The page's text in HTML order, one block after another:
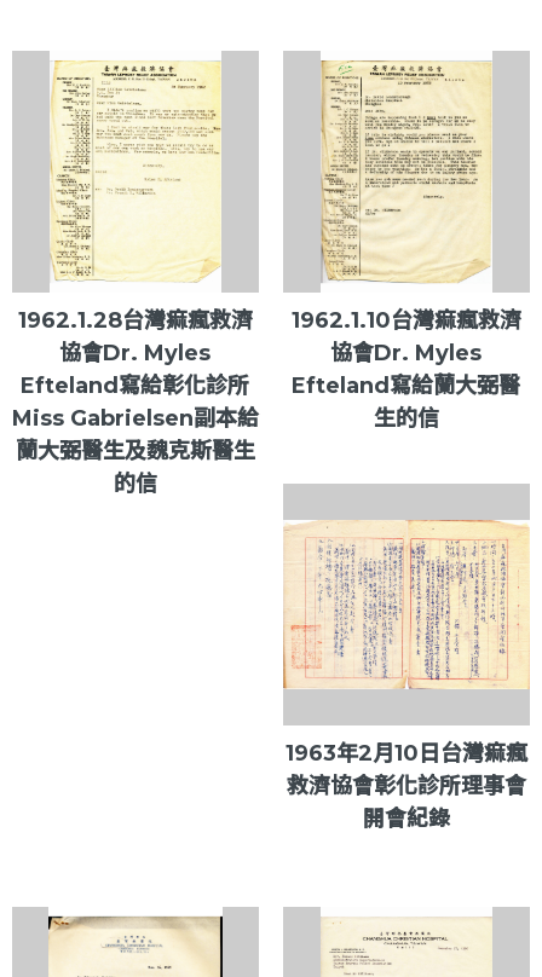
1962.1.28台灣痲瘋救濟
協會Dr. Myles
Efteland寫給彰化診所
Miss Gabrielsen副本給
蘭大弼醫生及魏克斯醫生
的信
1962.1.10台灣痲瘋救濟
協會Dr. Myles
Efteland寫給蘭大弼醫
生的信
1963年2月10日台灣痲瘋
救濟協會彰化診所理事會
開會紀錄